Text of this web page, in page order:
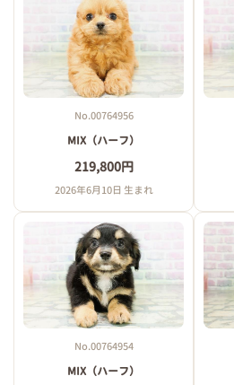
No.00764956
MIX（ハーフ）
219,800円
2026年6月10日 生まれ
No.00764954
MIX（ハーフ）